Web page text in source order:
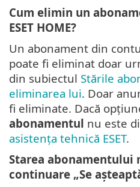
Cum elimin un
ESET HOME?
Un abonament din
poate fi eliminat doar
din subiectul Stările
eliminarea lui. Doar
fi eliminate. Dacă
abonamentul nu este
asistența tehnică ESET.
Starea abonamentului
continuare „Se